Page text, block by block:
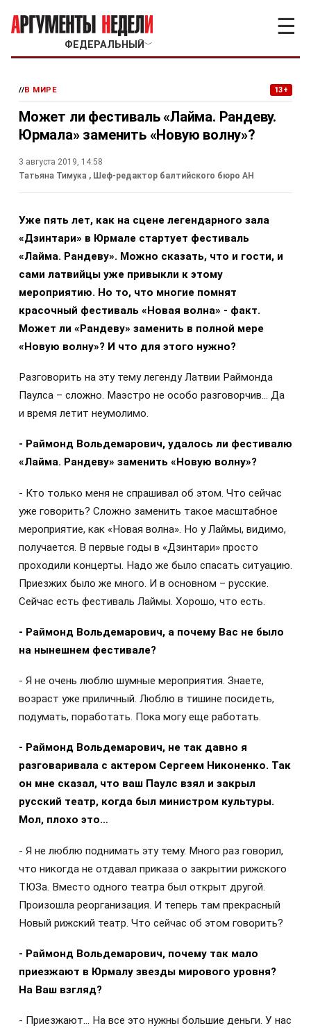
ФЕДЕРАЛЬНЫЙ ﹀
☰
//В МИРЕ 13+
Может ли фестиваль «Лайма. Рандеву.
Юрмала» заменить «Новую волну»?
3 августа 2019, 14:58
Татьяна Тимука , Шеф-редактор балтийского бюро АН
Уже пять лет, как на сцене легендарного зала
«Дзинтари» в Юрмале стартует фестиваль
«Лайма. Рандеву». Можно сказать, что и гости, и
сами латвийцы уже привыкли к этому
мероприятию. Но то, что многие помнят
красочный фестиваль «Новая волна» - факт.
Может ли «Рандеву» заменить в полной мере
«Новую волну»? И что для этого нужно?
Разговорить на эту тему легенду Латвии Раймонда
Паулса – сложно. Маэстро не особо разговорчив… Да
и время летит неумолимо.
- Раймонд Вольдемарович, удалось ли фестивалю
«Лайма. Рандеву» заменить «Новую волну»?
- Кто только меня не спрашивал об этом. Что сейчас
уже говорить? Сложно заменить такое масштабное
мероприятие, как «Новая волна». Но у Лаймы, видимо,
получается. В первые годы в «Дзинтари» просто
проходили концерты. Надо же было спасать ситуацию.
Приезжих было же много. И в основном – русские.
Сейчас есть фестиваль Лаймы. Хорошо, что есть.
- Раймонд Вольдемарович, а почему Вас не было
на нынешнем фестивале?
- Я не очень люблю шумные мероприятия. Знаете,
возраст уже приличный. Люблю в тишине посидеть,
подумать, поработать. Пока могу еще работать.
- Раймонд Вольдемарович, не так давно я
разговаривала с актером Сергеем Никоненко. Так
он мне сказал, что ваш Паулс взял и закрыл
русский театр, когда был министром культуры.
Мол, плохо это…
- Я не люблю поднимать эту тему. Много раз говорил,
что никогда не отдавал приказа о закрытии рижского
ТЮЗа. Вместо одного театра был открыт другой.
Произошла реорганизация. И теперь там прекрасный
Новый рижский театр. Что сейчас об этом говорить?
- Раймонд Вольдемарович, почему так мало
приезжают в Юрмалу звезды мирового уровня?
На Ваш взгляд?
- Приезжают… На все это нужны большие деньги. У нас